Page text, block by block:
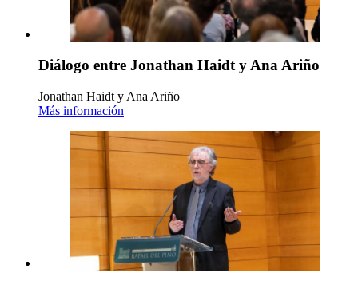
Diálogo entre Jonathan Haidt y Ana Ariño
Jonathan Haidt y Ana Ariño
Más información